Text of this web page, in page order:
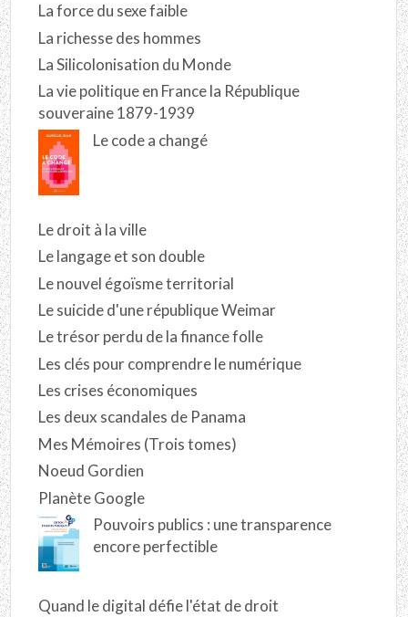
La force du sexe faible
La richesse des hommes
La Silicolonisation du Monde
La vie politique en France la République
souveraine 1879-1939
Le code a changé
Le droit à la ville
Le langage et son double
Le nouvel égoïsme territorial
Le suicide d'une république Weimar
Le trésor perdu de la finance folle
Les clés pour comprendre le numérique
Les crises économiques
Les deux scandales de Panama
Mes Mémoires (Trois tomes)
Noeud Gordien
Planète Google
Pouvoirs publics : une transparence
encore perfectible
Quand le digital défie l'état de droit